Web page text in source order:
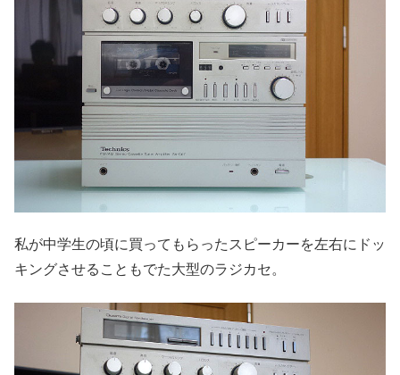
私が中学生の頃に買ってもらったスピーカーを左右にドッ
キングさせることもでた大型のラジカセ。